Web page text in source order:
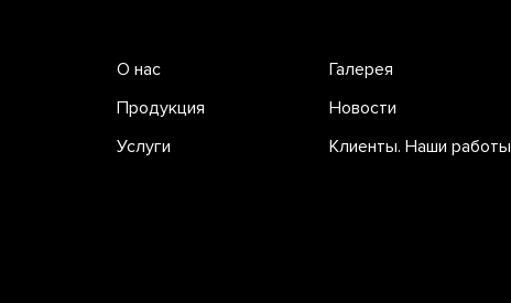
О нас
Продукция
Услуги
Галерея
Новости
Клиенты. Наши работы